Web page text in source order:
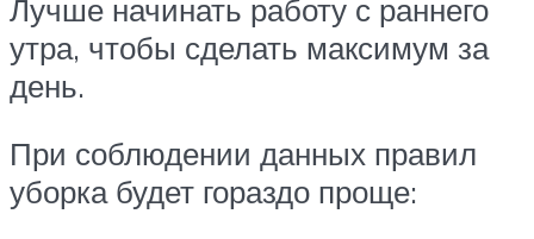
Лучше начинать работу с раннего
утра, чтобы сделать максимум за
день.
При соблюдении данных правил
уборка будет гораздо проще: